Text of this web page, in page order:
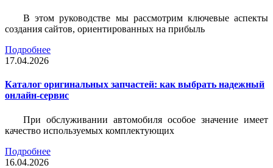
В этом руководстве мы рассмотрим ключевые аспекты
создания сайтов, ориентированных на прибыль
Подробнее
17.04.2026
Каталог оригинальных запчастей: как выбрать надежный
онлайн-сервис
При обслуживании автомобиля особое значение имеет
качество используемых комплектующих
Подробнее
16.04.2026